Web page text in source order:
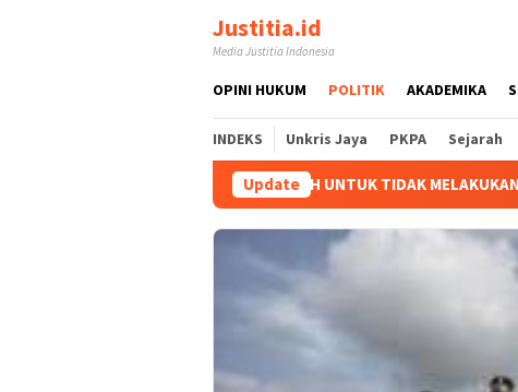
Justitia.id
Media Justitia Indonesia
OPINI HUKUM POLITIK AKADEMIKA
INDEKS Unkris Jaya PKPA Sejarah
Update
UNTUK TIDAK MELAKUKAN PEMBAYARAN KEPADA